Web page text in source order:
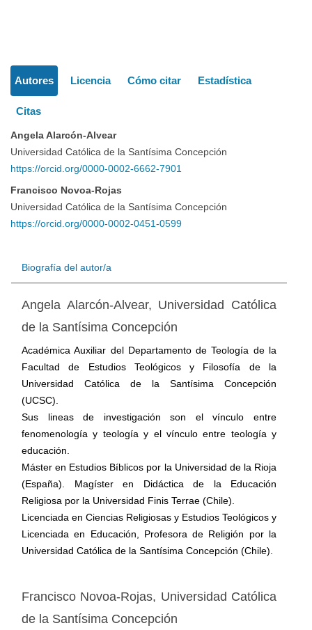
del
artículo
Autores Licencia Cómo citar Estadística
Citas
Angela Alarcón-Alvear
Universidad Católica de la Santísima Concepción
https://orcid.org/0000-0002-6662-7901
Francisco Novoa-Rojas
Universidad Católica de la Santísima Concepción
https://orcid.org/0000-0002-0451-0599
Biografía del autor/a
Angela Alarcón-Alvear, Universidad Católica
de la Santísima Concepción
Académica Auxiliar del Departamento de Teología de la
Facultad de Estudios Teológicos y Filosofía de la
Universidad Católica de la Santísima Concepción
(UCSC).
Sus lineas de investigación son el vínculo entre
fenomenología y teología y el vínculo entre teología y
educación.
Máster en Estudios Bíblicos por la Universidad de la Rioja
(España). Magíster en Didáctica de la Educación
Religiosa por la Universidad Finis Terrae (Chile).
Licenciada en Ciencias Religiosas y Estudios Teológicos y
Licenciada en Educación, Profesora de Religión por la
Universidad Católica de la Santísima Concepción (Chile).
Francisco Novoa-Rojas, Universidad Católica
de la Santísima Concepción